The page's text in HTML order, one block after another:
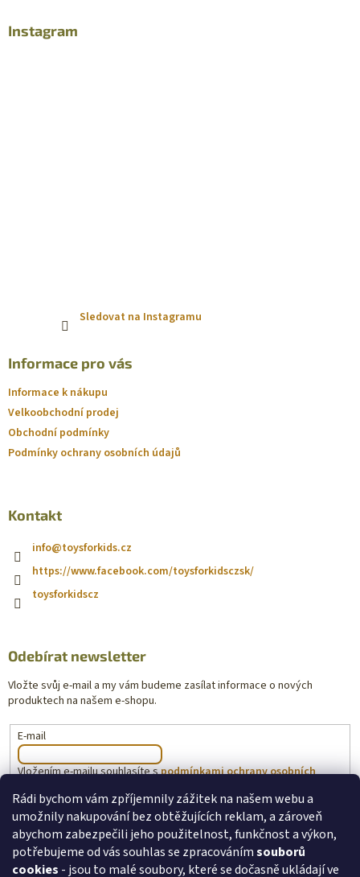
Rádi bychom vám zpříjemnily zážitek na našem webu a
umožnily nakupování bez obtěžujících reklam, a zároveň
abychom zabezpečili jeho použitelnost, funkčnost a výkon,
potřebujeme od vás souhlas se zpracovánímsouborů
cookies - jsou to malé soubory, které se dočasně ukládají ve
Instagram
Sledovat na Instagramu
Informace pro vás
Informace k nákupu
Velkoobchodní prodej
Obchodní podmínky
Podmínky ochrany osobních údajů
Kontakt
info@toysforkids.cz
https://www.facebook.com/toysforkidsczsk/
toysforkidscz
Odebírat newsletter
Vložte svůj e-mail a my vám budeme zasílat informace o nových
produktech na našem e-shopu.
E-mail
Vložením e-mailu souhlasíte spodmínkami ochrany osobních
PŘIHLÁSIT SE